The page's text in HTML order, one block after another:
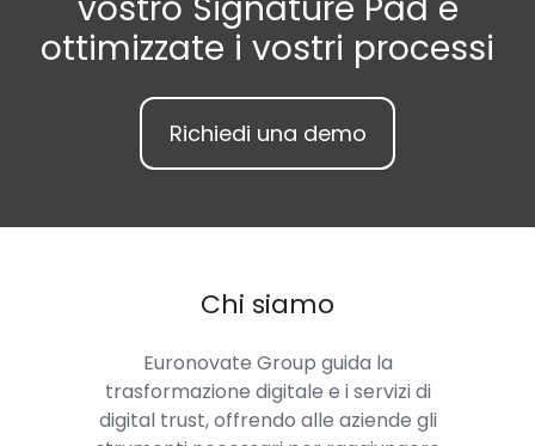
vostro Signature Pad e
ottimizzate i vostri processi
Richiedi una demo
Chi siamo
Euronovate Group guida la
trasformazione digitale e i servizi di
digital trust, offrendo alle aziende gli